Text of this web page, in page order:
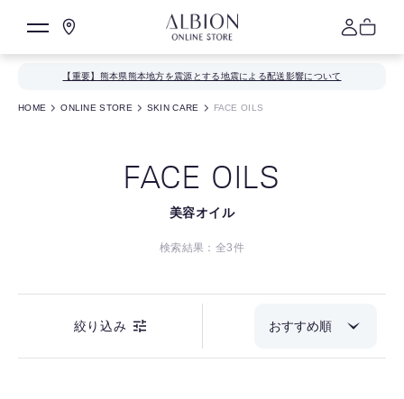
【重要】熊本県熊本地方を震源とする地震による配送影響について
HOME ONLINE STORE SKIN CARE FACE OILS
FACE OILS
美容オイル
検索結果：全3件
絞り込み